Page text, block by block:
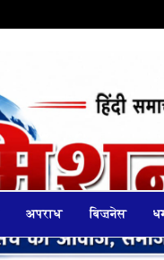
अपराध बिज़नेस